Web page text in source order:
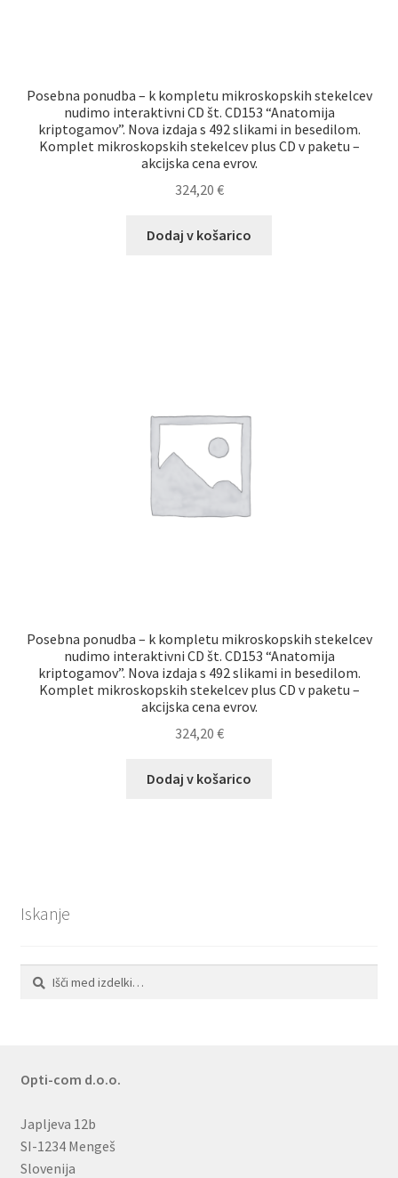
Posebna ponudba – k kompletu mikroskopskih stekelcev
nudimo interaktivni CD št. CD153 “Anatomija
kriptogamov”. Nova izdaja s 492 slikami in besedilom.
Komplet mikroskopskih stekelcev plus CD v paketu –
akcijska cena evrov.
324,20 €
Dodaj v košarico
Posebna ponudba – k kompletu mikroskopskih stekelcev
nudimo interaktivni CD št. CD153 “Anatomija
kriptogamov”. Nova izdaja s 492 slikami in besedilom.
Komplet mikroskopskih stekelcev plus CD v paketu –
akcijska cena evrov.
324,20 €
Dodaj v košarico
Iskanje
Išči:
Iskanje
Opti-com d.o.o.
Japljeva 12b
SI-1234 Mengeš
Slovenija